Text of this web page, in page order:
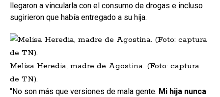
llegaron a vincularla con el consumo de drogas e incluso
sugirieron que había entregado a su hija.
Melisa Heredia, madre de Agostina. (Foto: captura
de TN).
“No son más que versiones de mala gente. Mi hija nunca